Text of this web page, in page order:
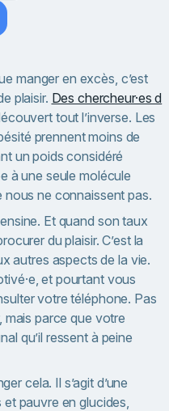
manger en excès, c’est
plaisir. Des chercheur·es d
tout l’inverse. Les
prennent moins de
un poids considéré
à une seule molécule
nous ne connaissent pas.
Et quand son taux
du plaisir. C’est la
autres aspects de la vie.
et pourtant vous
votre téléphone. Pas
mais parce que votre
qu’il ressent à peine
cela. Il s’agit d’une
pauvre en glucides,